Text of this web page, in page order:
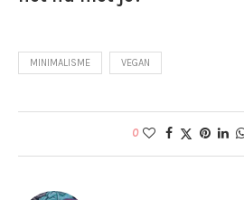
MINIMALISME VEGAN
0